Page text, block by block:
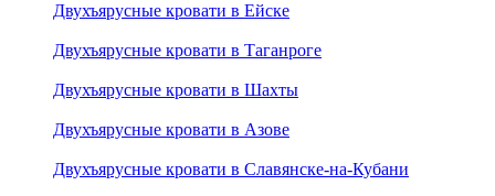
Двухъярусные кровати в Ейске
Двухъярусные кровати в Таганроге
Двухъярусные кровати в Шахты
Двухъярусные кровати в Азове
Двухъярусные кровати в Славянске-на-Кубани